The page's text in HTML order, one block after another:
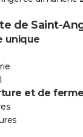
de Saint-
unique
et de